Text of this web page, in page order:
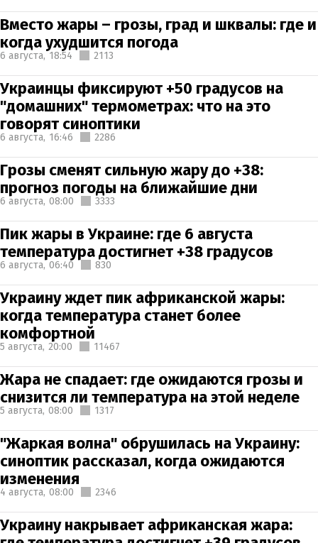
Вместо жары – грозы, град и шквалы: где и
когда ухудшится погода
6 августа, 18:54 2113
Украинцы фиксируют +50 градусов на
"домашних" термометрах: что на это
говорят синоптики
6 августа, 16:46 2286
Грозы сменят сильную жару до +38:
прогноз погоды на ближайшие дни
6 августа, 08:00 3333
Пик жары в Украине: где 6 августа
температура достигнет +38 градусов
6 августа, 06:40 830
Украину ждет пик африканской жары:
когда температура станет более
комфортной
5 августа, 20:00 11467
Жара не спадает: где ожидаются грозы и
снизится ли температура на этой неделе
5 августа, 08:00 1317
"Жаркая волна" обрушилась на Украину:
синоптик рассказал, когда ожидаются
изменения
4 августа, 08:00 2346
Украину накрывает африканская жара: